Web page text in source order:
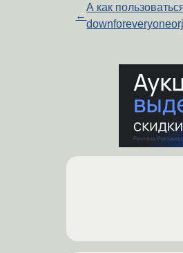
←
А как